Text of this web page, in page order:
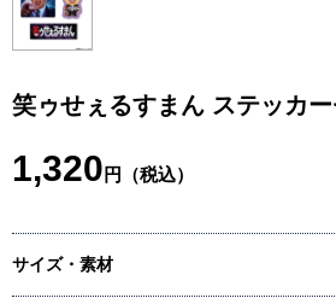
笑ゥせぇるすまん ステッカー
1,320 円（税込）
サイズ・素材